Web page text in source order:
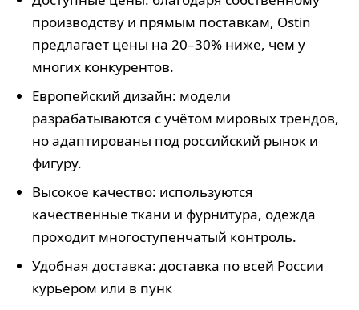
производству и прямым поставкам, Ostin
предлагает цены на 20–30% ниже, чем у
многих конкурентов.
Европейский дизайн: модели
разрабатываются с учётом мировых трендов,
но адаптированы под российский рынок и
фигуру.
Высокое качество: используются
качественные ткани и фурнитура, одежда
проходит многоступенчатый контроль.
Удобная доставка: доставка по всей России
курьером или в пунк